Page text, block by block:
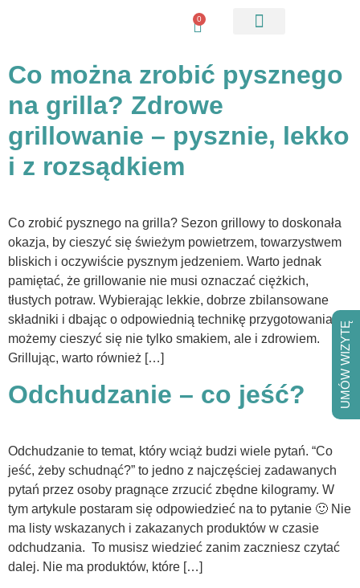
0
Co można zrobić pysznego
na grilla? Zdrowe
grillowanie – pysznie, lekko
i z rozsądkiem
Co zrobić pysznego na grilla? Sezon grillowy to doskonała
okazja, by cieszyć się świeżym powietrzem, towarzystwem
bliskich i oczywiście pysznym jedzeniem. Warto jednak
pamiętać, że grillowanie nie musi oznaczać ciężkich,
tłustych potraw. Wybierając lekkie, dobrze zbilansowane
składniki i dbając o odpowiednią technikę przygotowania,
możemy cieszyć się nie tylko smakiem, ale i zdrowiem.
Grillując, warto również […]
Odchudzanie – co jeść?
Odchudzanie to temat, który wciąż budzi wiele pytań. “Co
jeść, żeby schudnąć?” to jedno z najczęściej zadawanych
pytań przez osoby pragnące zrzucić zbędne kilogramy. W
tym artykule postaram się odpowiedzieć na to pytanie 🙂 Nie
ma listy wskazanych i zakazanych produktów w czasie
odchudzania. To musisz wiedzieć zanim zaczniesz czytać
dalej. Nie ma produktów, które […]
UMÓW WIZYTĘ